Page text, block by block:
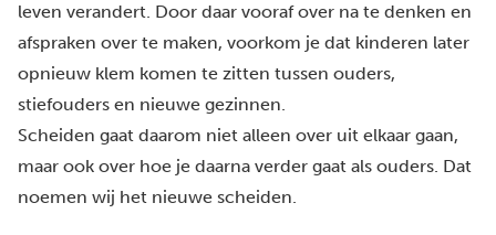
leven verandert. Door daar vooraf over na te denken en
afspraken over te maken, voorkom je dat kinderen later
opnieuw klem komen te zitten tussen ouders,
stiefouders en nieuwe gezinnen.
Scheiden gaat daarom niet alleen over uit elkaar gaan,
maar ook over hoe je daarna verder gaat als ouders. Dat
noemen wij het nieuwe scheiden.